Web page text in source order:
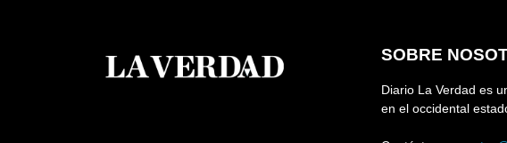
SOBRE
Diario La Verdad es
en el occidental